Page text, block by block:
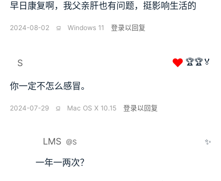
早日康复啊，我父亲肝也有问题，挺影响生活的
2024-08-02 ⫑ Windows 11 登录以回复
S ❤ 🏆🏆🏅
你一定不怎么感冒。
2024-07-29 ⫑ Mac OS X 10.15 登录以回复
LMS @S ✨
一年一两次？